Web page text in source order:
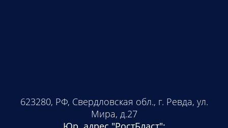
623280, РФ, Свердловская обл., г. Ревда, ул.
Мира, д.27